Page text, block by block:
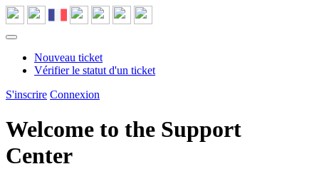
Nouveau ticket
Vérifier le statut d'un ticket
S'inscrire Connexion
Welcome to the Support
Center